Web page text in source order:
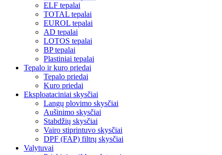
ELF tepalai
TOTAL tepalai
EUROL tepalai
AD tepalai
LOTOS tepalai
BP tepalai
Plastiniai tepalai
Tepalo ir kuro priedai
Tepalo priedai
Kuro priedai
Eksploataciniai skysčiai
Langų plovimo skysčiai
Aušinimo skysčiai
Stabdžių skysčiai
Vairo stiprintuvo skysčiai
DPF (FAP) filtrų skysčiai
Valytuvai